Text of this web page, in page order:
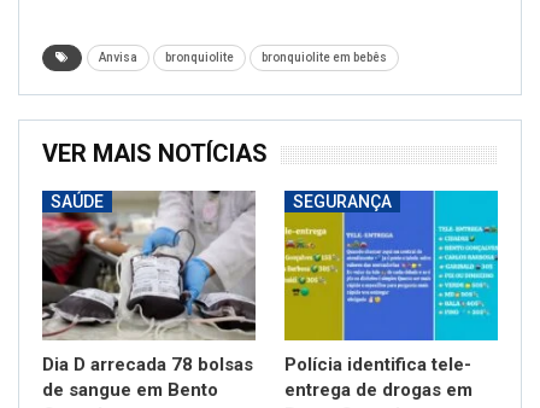
Anvisa bronquiolite bronquiolite em bebês
VER MAIS NOTÍCIAS
SAÚDE
Dia D arrecada 78 bolsas
de sangue em Bento
SEGURANÇA
Polícia identifica tele-
entrega de drogas em